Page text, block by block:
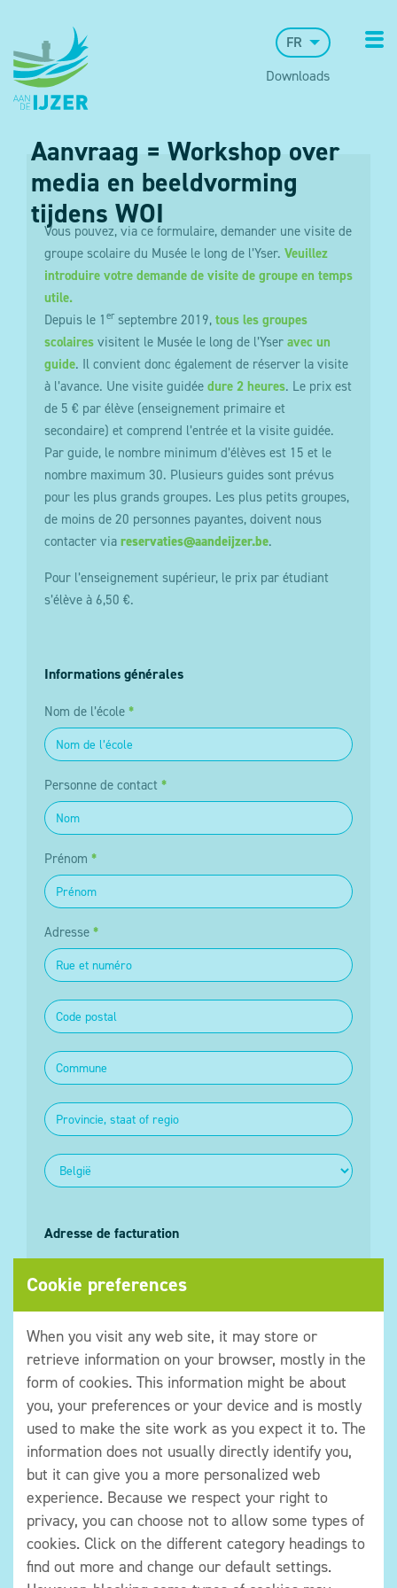
FR
Downloads
Aanvraag = Workshop over
media en beeldvorming
tijdens WOI
Vous pouvez, via ce formulaire, demander une visite de
groupe scolaire du Musée le long de l’Yser. Veuillez
introduire votre demande de visite de groupe en temps
utile.
Depuis le 1 er septembre 2019, tous les groupes
scolaires visitent le Musée le long de l’Yser avec un
guide. Il convient donc également de réserver la visite
à l’avance. Une visite guidée dure 2 heures. Le prix est
de 5 € par élève (enseignement primaire et
secondaire) et comprend l’entrée et la visite guidée.
Par guide, le nombre minimum d’élèves est 15 et le
nombre maximum 30. Plusieurs guides sont prévus
pour les plus grands groupes. Les plus petits groupes,
de moins de 20 personnes payantes, doivent nous
contacter via reservaties@aandeijzer.be.
Pour l’enseignement supérieur, le prix par étudiant
s’élève à 6,50 €.
Informations générales
Nom de l’école *
Personne de contact *
Prénom *
Adresse *
Adresse de facturation
Si l’adresse de facturation diffère de celle indiquée ci-
dessus, veuillez l’indiquer ici.
Nom de l’école*
Adresse*
Code postal*
Cookie preferences
When you visit any web site, it may store or
retrieve information on your browser, mostly in the
form of cookies. This information might be about
you, your preferences or your device and is mostly
used to make the site work as you expect it to. The
information does not usually directly identify you,
but it can give you a more personalized web
experience. Because we respect your right to
privacy, you can choose not to allow some types of
cookies. Click on the different category headings to
find out more and change our default settings.